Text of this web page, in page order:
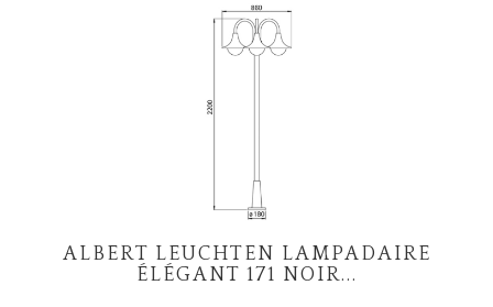
a
t
ALBERT LEUCHTEN LAMPADAIRE
ÉLÉGANT 171 NOIR...